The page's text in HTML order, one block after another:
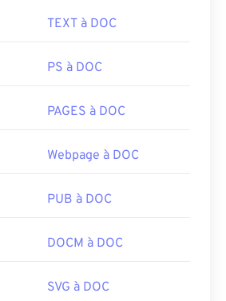
TEXT à DOC
PS à DOC
PAGES à DOC
Webpage à DOC
PUB à DOC
DOCM à DOC
SVG à DOC